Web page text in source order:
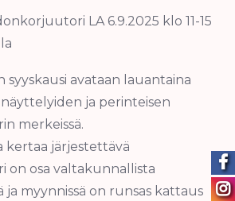
LA 6.9.2025 klo 11-15
syyskausi avataan lauantaina
ja perinteisen
merkeissä.
järjestettävä
on osa valtakunnallista
ja myynnissä on runsas kattaus